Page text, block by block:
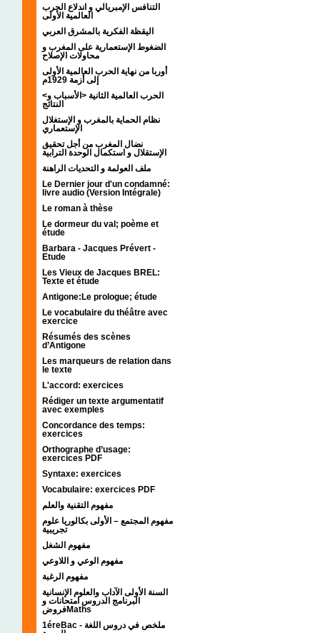
التنافس الإمبريالي و اندلاع الحرب
العالمية الأولى
اليقظة الفكرية بالمشرق العربي
الضغوط الإستعمارية على المغرب و
محاولات الإصلاح
أوربا من نهاية الحرب العالمية الأولى
إلى أزمة 1929م
<الحرب العالمية الثانية <الأسباب و
النتائج
نظام الحماية بالمغرب و الإستغلال
الإستعماري
نضال المغرب من أجل تحقيق
الإستقلال و استكمال الوحدة الترابية
ملف العولمة و التحديات الراهنة
Le Dernier jour d'un condamné:
livre audio (Version Intégrale)
Le roman à thèse
Le dormeur du val; poème et
étude
Barbara - Jacques Prévert -
Etude
Les Vieux de Jacques BREL:
Texte et étude
Antigone:Le prologue; étude
Le vocabulaire du théâtre avec
exercice
Résumés des scènes
d’Antigone
Les marqueurs de relation dans
le texte
L'accord: exercices
Rédiger un texte argumentatif
avec exemples
Concordance des temps:
exercices
Orthographe d’usage:
exercices PDF
Syntaxe: exercices
Vocabulaire: exercices PDF
مفهوم التقنية والعلم
مفهوم المجتمع – الأولى بكالوريا علوم
تجريبية
مفهوم الشغل
مفهوم الوعي و اللاوعي
مفهوم الرغبة
السنة الأولى الآداب والعلوم الإنسانية
البرنامج الدروس امتحانات و
فروضMaths
1éreBac - ملخص في دروس اللغة